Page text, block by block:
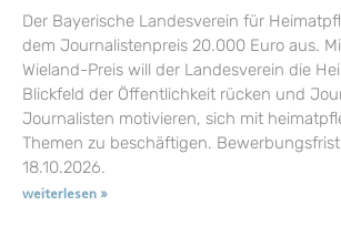
Der Bayerische Landesverein für
dem Journalistenpreis 20.000 Euro aus.
Wieland-Preis will der Landesverein die
Blickfeld der Öffentlichkeit rücken und
Journalisten motivieren, sich mit
Themen zu beschäftigen.
18.10.2026.
weiterlesen »